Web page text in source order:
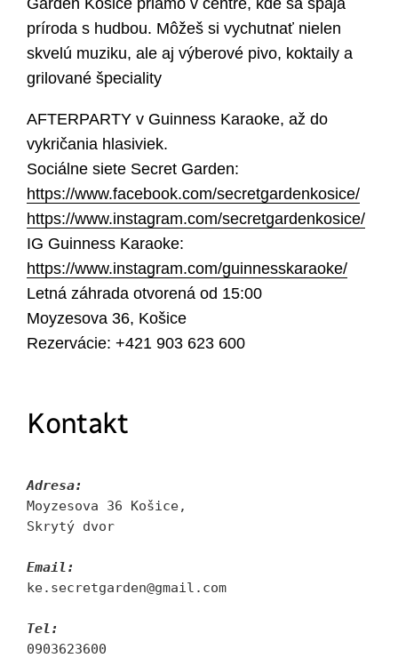
Garden Košice priamo v centre, kde sa spája
príroda s hudbou. Môžeš si vychutnať nielen
skvelú muziku, ale aj výberové pivo, koktaily a
grilované špeciality
AFTERPARTY v Guinness Karaoke, až do
vykričania hlasiviek.
Sociálne siete Secret Garden:
https://www.facebook.com/secretgardenkosice/
https://www.instagram.com/secretgardenkosice/
IG Guinness Karaoke:
https://www.instagram.com/guinnesskaraoke/
Letná záhrada otvorená od 15:00
Moyzesova 36, Košice
Rezervácie: +421 903 623 600
Kontakt
Adresa:
Moyzesova 36 Košice,
Skrytý dvor
Email:
ke.secretgarden@gmail.com
Tel:
0903623600